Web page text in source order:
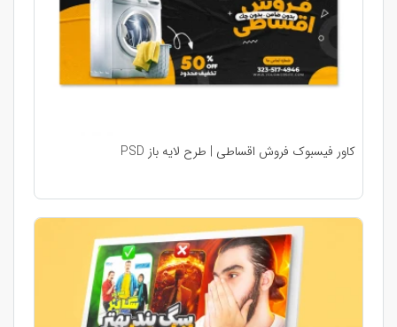
کاور فیسبوک فروش اقساطی | طرح لایه باز PSD